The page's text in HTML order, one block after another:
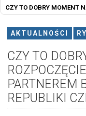
CZY TO DOBRY MOMENT
AKTUALNOŚCI
CZY TO
PARTNEREM
REPUBLIKI